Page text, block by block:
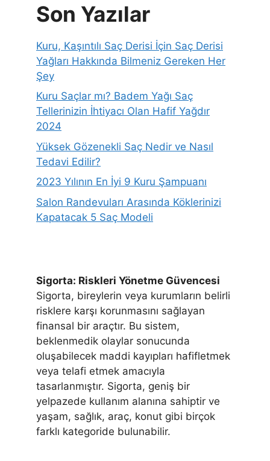
Son Yazılar
Kuru, Kaşıntılı Saç Derisi İçin Saç Derisi
Yağları Hakkında Bilmeniz Gereken Her
Şey
Kuru Saçlar mı? Badem Yağı Saç
Tellerinizin İhtiyacı Olan Hafif Yağdır
2024
Yüksek Gözenekli Saç Nedir ve Nasıl
Tedavi Edilir?
2023 Yılının En İyi 9 Kuru Şampuanı
Salon Randevuları Arasında Köklerinizi
Kapatacak 5 Saç Modeli
Sigorta: Riskleri Yönetme Güvencesi
Sigorta, bireylerin veya kurumların belirli
risklere karşı korunmasını sağlayan
finansal bir araçtır. Bu sistem,
beklenmedik olaylar sonucunda
oluşabilecek maddi kayıpları hafifletmek
veya telafi etmek amacıyla
tasarlanmıştır. Sigorta, geniş bir
yelpazede kullanım alanına sahiptir ve
yaşam, sağlık, araç, konut gibi birçok
farklı kategoride bulunabilir.